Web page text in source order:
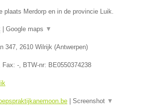
plaats Merdorp en in de provincie Luik.
| Google maps ▼
347 2610 Wilrijk (Antwerpen)
, Fax: - , BTW-nr: BE0550374238
| Screenshot ▼